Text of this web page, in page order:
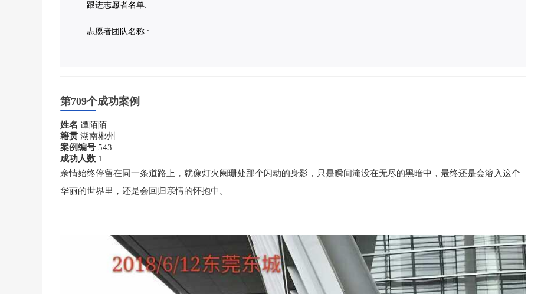
跟进志愿者名单:
志愿者团队名称 :
第709个成功案例
姓名 谭陌陌
籍贯 湖南郴州
案例编号 543
成功人数 1
亲情始终停留在同一条道路上，就像灯火阑珊处那个闪动的身影，只是瞬间淹没在无尽的黑暗中，最终还是会溶入这个
华丽的世界里，还是会回归亲情的怀抱中。